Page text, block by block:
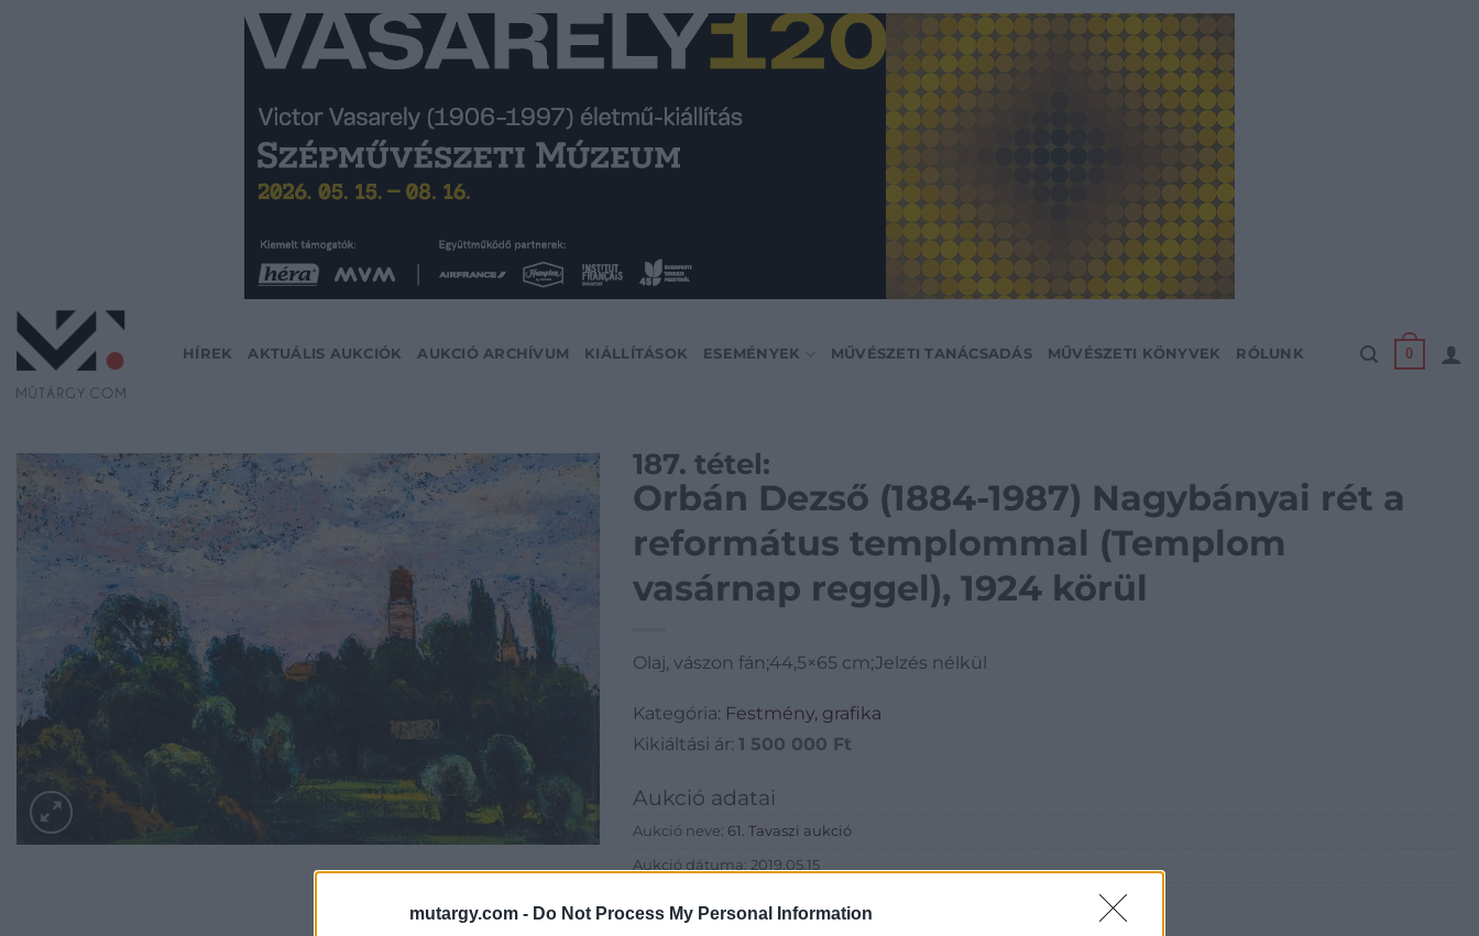
mutargy.com - Do Not Process My Personal Information
HÍREK AKTUÁLIS AUKCIÓK AUKCIÓ ARCHÍVUM KIÁLLÍTÁSOK ESEMÉNYEK MŰVÉSZETI TANÁCSADÁS MŰVÉSZETI KÖNYVEK RÓLUNK 0
187. tétel:
Orbán Dezső (1884-1987) Nagybányai rét a
református templommal (Templom
vasárnap reggel), 1924 körül
Olaj, vászon fán;44,5×65 cm;Jelzés nélkül
Kategória: Festmény, grafika
Kikiáltási ár: 1 500 000 Ft
Aukció adatai
Aukció neve: 61. Tavaszi aukció
Aukció dátuma: 2019.05.15